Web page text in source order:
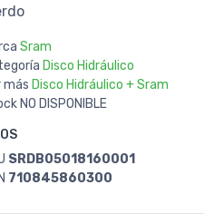
Sram
Disco Hidráulico
más Disco Hidráulico + Sram
NO DISPONIBLE
SRDB05018160001
710845860300